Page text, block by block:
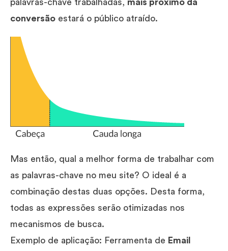
palavras-chave trabalhadas, mais próximo da
conversão estará o público atraído.
Mas então, qual a melhor forma de trabalhar com
as palavras-chave no meu site? O ideal é a
combinação destas duas opções. Desta forma,
todas as expressões serão otimizadas nos
mecanismos de busca.
Exemplo de aplicação: Ferramenta de Email